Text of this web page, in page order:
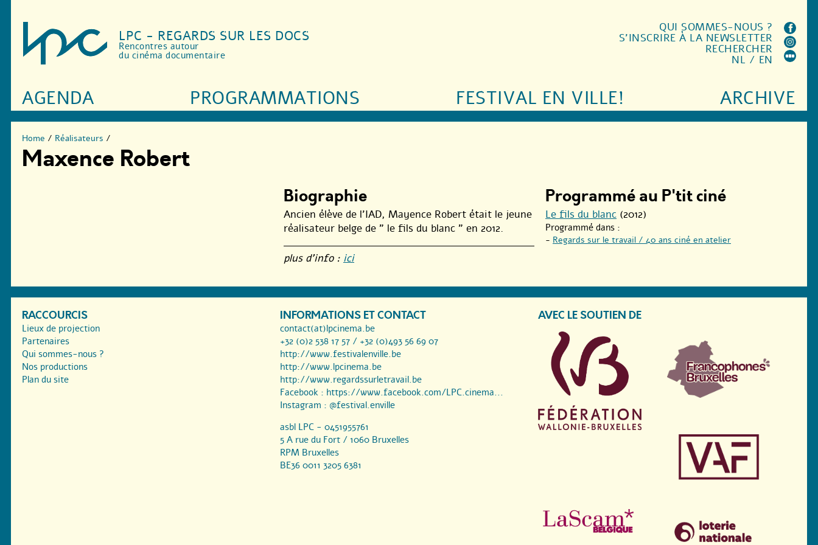
LPC - REGARDS SUR LES DOCS
Rencontres autour
du cinéma documentaire
AGENDA PROGRAMMATIONS FESTIVAL EN VILLE! ARCHIVE
QUI SOMMES-NOUS ?
S'INSCRIRE À LA NEWSLETTER
RECHERCHER
NL / EN
Home / Réalisateurs /
Maxence Robert
Biographie
Ancien élève de l’IAD, Mayence Robert était le jeune
réalisateur belge de " le fils du blanc " en 2012.
plus d’info : ici
Programmé au P'tit ciné
Le fils du blanc (2012)
Programmé dans :
- Regards sur le travail / 40 ans ciné en atelier
RACCOURCIS
Lieux de projection
Partenaires
Qui sommes-nous ?
Nos productions
Plan du site
INFORMATIONS ET CONTACT
contact(at)lpcinema.be
+32 (0)2 538 17 57 / +32 (0)493 56 69 07
http://www.festivalenville.be
http://www.lpcinema.be
http://www.regardssurletravail.be
Facebook : https://www.facebook.com/LPC.cinema...
Instagram : @festival.enville
asbl LPC - 0451955761
5 A rue du Fort / 1060 Bruxelles
RPM Bruxelles
BE36 0011 3205 6381
AVEC LE SOUTIEN DE